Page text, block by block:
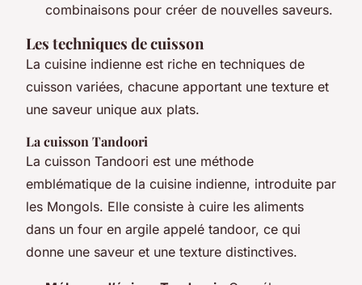
combinaisons pour créer de nouvelles saveurs.
Les techniques de cuisson
La cuisine indienne est riche en techniques de
cuisson variées, chacune apportant une texture et
une saveur unique aux plats.
La cuisson Tandoori
La cuisson Tandoori est une méthode
emblématique de la cuisine indienne, introduite par
les Mongols. Elle consiste à cuire les aliments
dans un four en argile appelé tandoor, ce qui
donne une saveur et une texture distinctives.